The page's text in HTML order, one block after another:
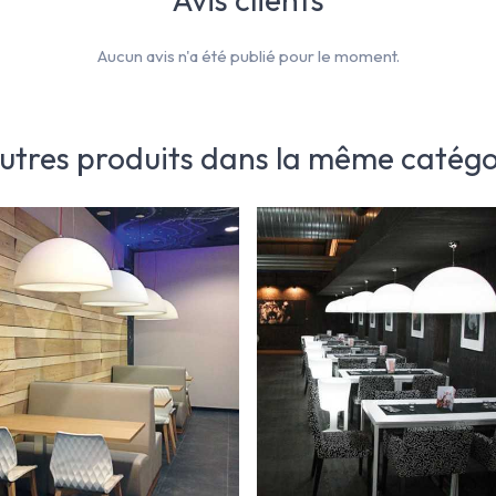
Aucun avis n'a été publié pour le moment.
produits dans la même